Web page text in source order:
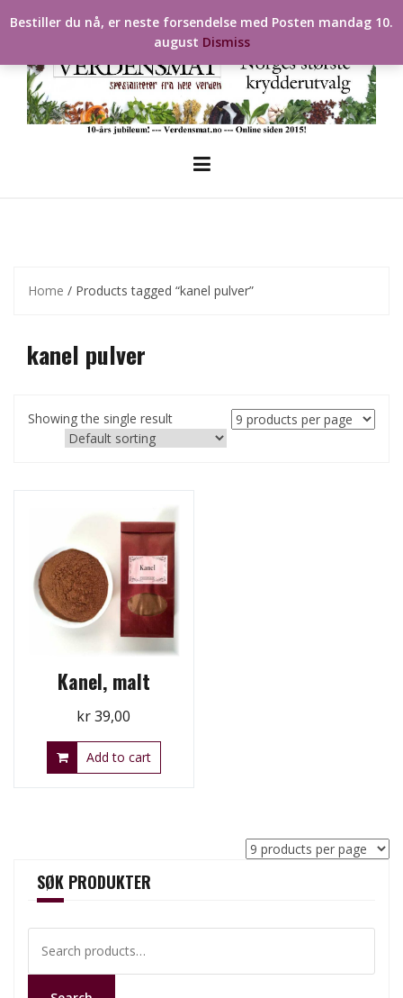
to
Home / Products tagged “kanel pulver”
kanel pulver
Showing the single result
Kanel, malt
kr39,00
Add to cart
SØK PRODUKTER
for:
Bestiller du nå, er neste forsendelse med Posten mandag 10.
august Dismiss